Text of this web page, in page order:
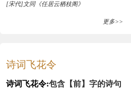
[宋代]文同《任居云栖枝阁》
更多>>
诗词飞花令
诗词飞花令:包含【前】字的诗句